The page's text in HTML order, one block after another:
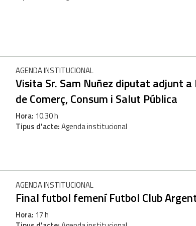
AGENDA INSTITUCIONAL
Visita Sr. Sam Nuñez diputat adjunt a
de Comerç, Consum i Salut Pública
Hora 10.30 h
Tipus d'acte Agenda institucional
AGENDA INSTITUCIONAL
Final futbol femení Futbol Club
Hora 17 h